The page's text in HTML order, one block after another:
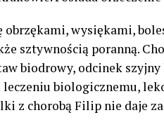
wysiękami,
sztywnością poranną.
biodrowy, odcinek szyjny
biologicznemu,
z chorobą Filip nie daje